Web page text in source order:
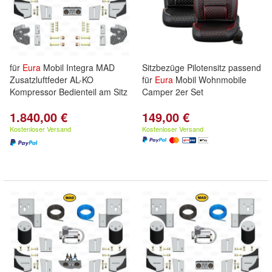
für Eura Mobil Integra MAD
Zusatzluftfeder AL-KO
Kompressor Bedienteil am Sitz
1.840,00 €
Kostenloser Versand
Sitzbezüge Pilotensitz passend
für Eura Mobil Wohnmobile
Camper 2er Set
149,00 €
Kostenloser Versand